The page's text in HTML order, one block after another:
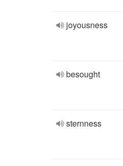
joyousness
besought
sternness